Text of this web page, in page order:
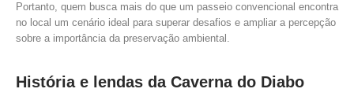
Portanto, quem busca mais do que um passeio convencional encontra
no local um cenário ideal para superar desafios e ampliar a percepção
sobre a importância da preservação ambiental.
História e lendas da Caverna do Diabo